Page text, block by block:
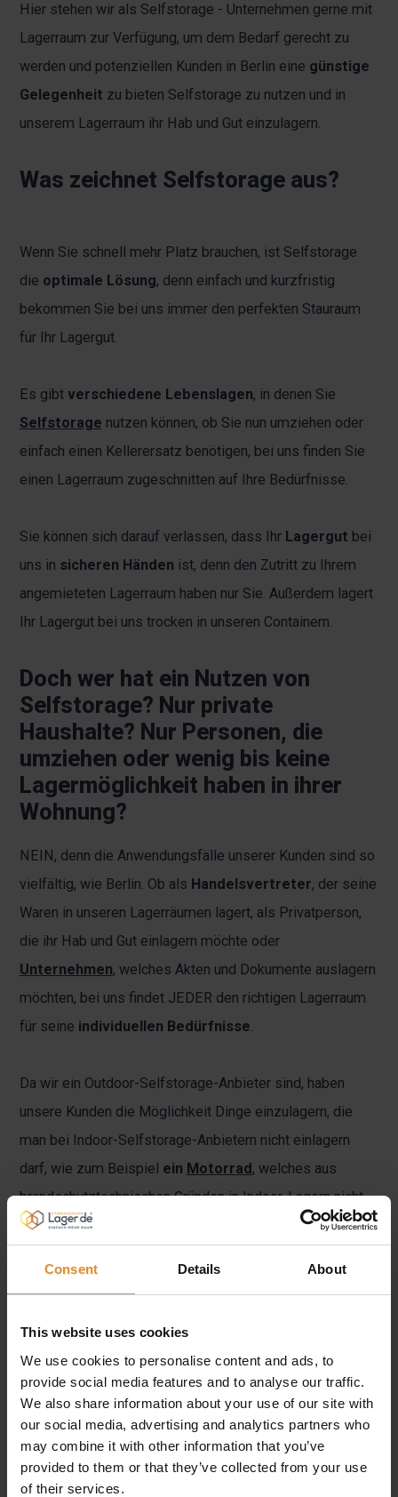
Consent Details About
This website uses cookies
We use cookies to personalise content and ads, to
provide social media features and to analyse our traffic.
We also share information about your use of our site with
our social media, advertising and analytics partners who
may combine it with other information that you’ve
provided to them or that they’ve collected from your use
of their services.
Hier stehen wir als Selfstorage - Unternehmen gerne mit
Lagerraum zur Verfügung, um dem Bedarf gerecht zu
werden und potenziellen Kunden in Berlin eine günstige
Gelegenheit zu bieten Selfstorage zu nutzen und in
unserem Lagerraum ihr Hab und Gut einzulagern.
Was zeichnet Selfstorage aus?
Wenn Sie schnell mehr Platz brauchen, ist Selfstorage
die optimale Lösung, denn einfach und kurzfristig
bekommen Sie bei uns immer den perfekten Stauraum
für Ihr Lagergut.
Es gibt verschiedene Lebenslagen, in denen Sie
Selfstorage nutzen können, ob Sie nun umziehen oder
einfach einen Kellerersatz benötigen, bei uns finden Sie
einen Lagerraum zugeschnitten auf Ihre Bedürfnisse.
Sie können sich darauf verlassen, dass Ihr Lagergut bei
uns in sicheren Händen ist, denn den Zutritt zu Ihrem
angemieteten Lagerraum haben nur Sie. Außerdem lagert
Ihr Lagergut bei uns trocken in unseren Containern.
Doch wer hat ein Nutzen von
Selfstorage? Nur private
Haushalte? Nur Personen, die
umziehen oder wenig bis keine
Lagermöglichkeit haben in ihrer
Wohnung?
NEIN, denn die Anwendungsfälle unserer Kunden sind so
vielfältig, wie Berlin. Ob als Handelsvertreter, der seine
Waren in unseren Lagerräumen lagert, als Privatperson,
die ihr Hab und Gut einlagern möchte oder
Unternehmen, welches Akten und Dokumente auslagern
möchten, bei uns findet JEDER den richtigen Lagerraum
für seine individuellen Bedürfnisse.
Da wir ein Outdoor-Selfstorage-Anbieter sind, haben
unsere Kunden die Möglichkeit Dinge einzulagern, die
man bei Indoor-Selfstorage-Anbietern nicht einlagern
darf, wie zum Beispiel ein Motorrad , welches aus
brandschutztechnischen Gründen in Indoor-Lagern nicht
eingelagert werden darf.
Wie bestimmt man die richtige
Um die Größe des Lagerraums richtig zu bestimmen,
können potenzielle Kunden unserenRaumrechner
nutzen oder sich unsereLagerraum-Größenanschauen,
dort machen wir eine ungefähre Angabe, wie viel Lagergut
man in den einzelnen Lager-Größen einlagern kann.